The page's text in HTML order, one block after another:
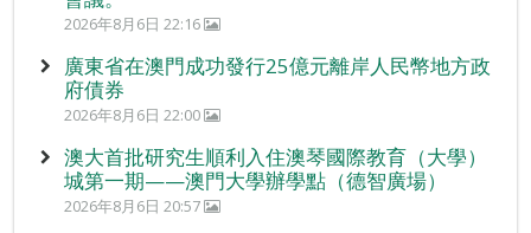
2026年8月6日 22:16
廣東省在澳門成功發行25億元離岸人民幣地方政
府債券
2026年8月6日 22:00
澳大首批研究生順利入住澳琴國際教育（大學）
城第一期——澳門大學辦學點（德智廣場）
2026年8月6日 20:57